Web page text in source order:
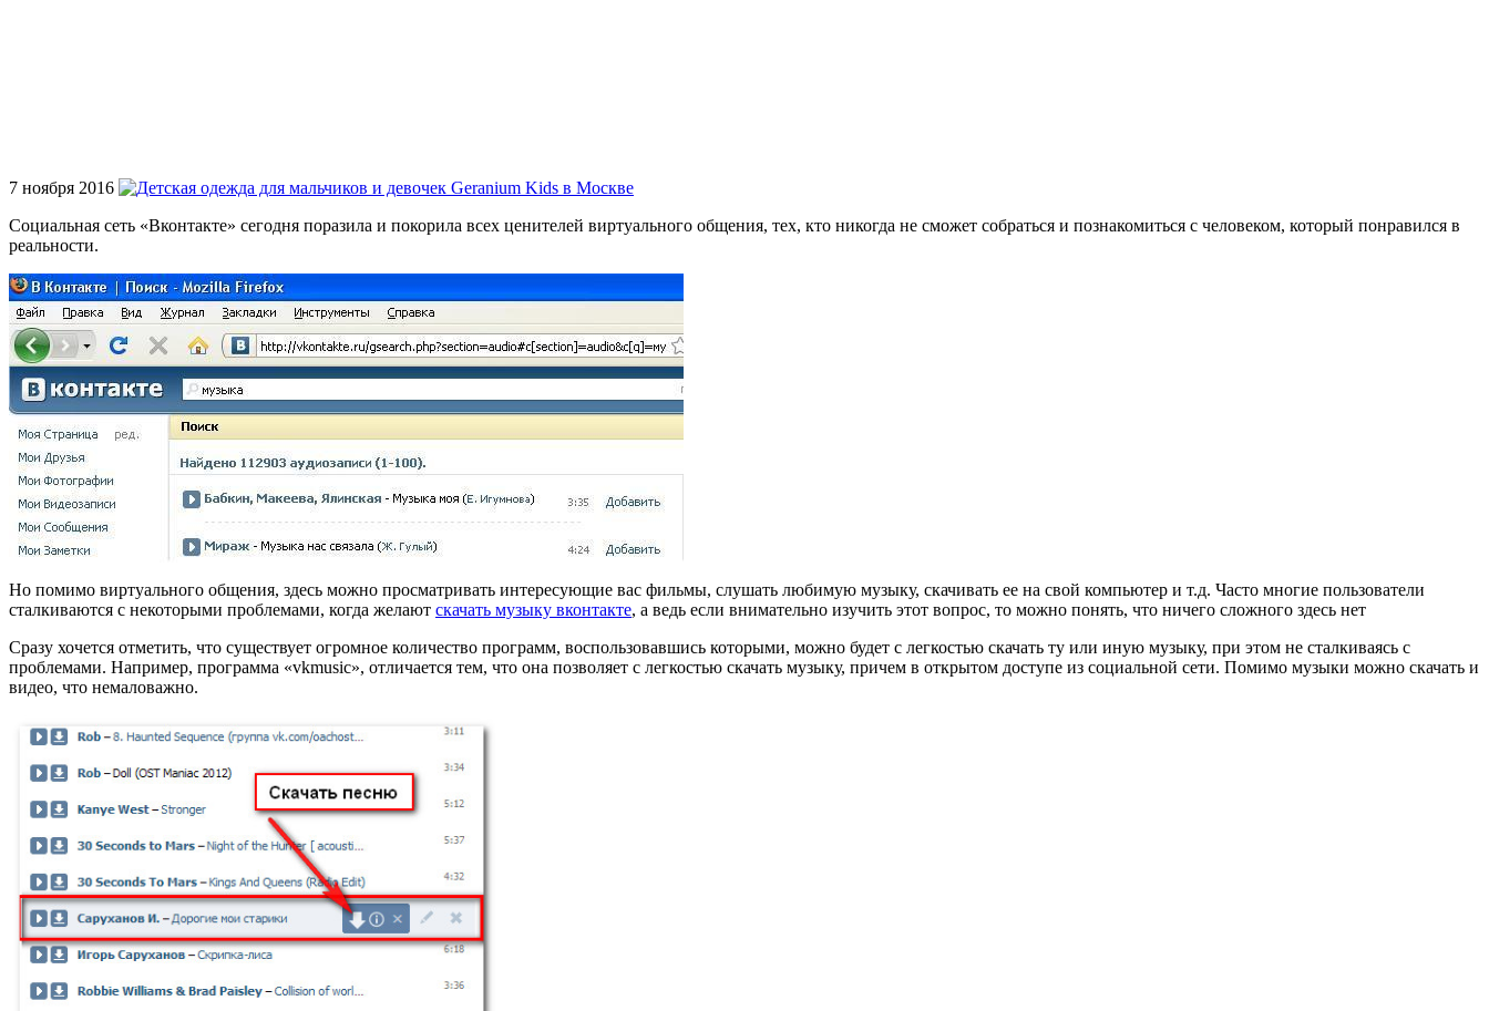
7 ноября 2016
Социальная сеть «Вконтакте» сегодня поразила и покорила всех ценителей виртуального общения, тех, кто никогда не сможет собраться и познакомиться с человеком, который понравился в
реальности.
Но помимо виртуального общения, здесь можно просматривать интересующие вас фильмы, слушать любимую музыку, скачивать ее на свой компьютер и т.д. Часто многие пользователи
сталкиваются с некоторыми проблемами, когда желают скачать музыку вконтакте, а ведь если внимательно изучить этот вопрос, то можно понять, что ничего сложного здесь нет
Сразу хочется отметить, что существует огромное количество программ, воспользовавшись которыми, можно будет с легкостью скачать ту или иную музыку, при этом не сталкиваясь с
проблемами. Например, программа «vkmusic», отличается тем, что она позволяет с легкостью скачать музыку, причем в открытом доступе из социальной сети. Помимо музыки можно скачать и
видео, что немаловажно.